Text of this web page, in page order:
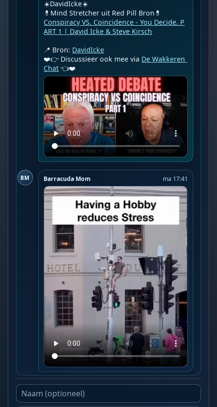
☀️DavidIcke☀️
Conspiracy VS. Coincidence - You Decide. P
ART 1 | David Icke & Steve Kirsch
📍 Bron: DavidIcke
❤️👉 Discussieer ook mee via De Wakkeren
Chat 👈❤️
BM Barracuda Mom ma 17:41